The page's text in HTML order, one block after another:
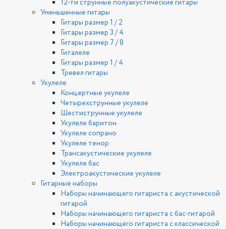
12-ти струнные полуакустические гитары
Уменьшенные гитары
Гитары размер 1 / 2
Гитары размер 3 / 4
Гитары размер 7 / 8
Гиталеле
Гитары размер 1 / 4
Тревел гитары
Укулеле
Концертные укулеле
Четырехструнные укулеле
Шестиструнные укулеле
Укулеле баритон
Укулеле сопрано
Укулеле тенор
Трансакустические укулеле
Укулеле бас
Электроакустические укулеле
Гитарные наборы
Наборы начинающего гитариста с акустической
гитарой
Наборы начинающего гитариста с бас-гитарой
Наборы начинающего гитариста с классической